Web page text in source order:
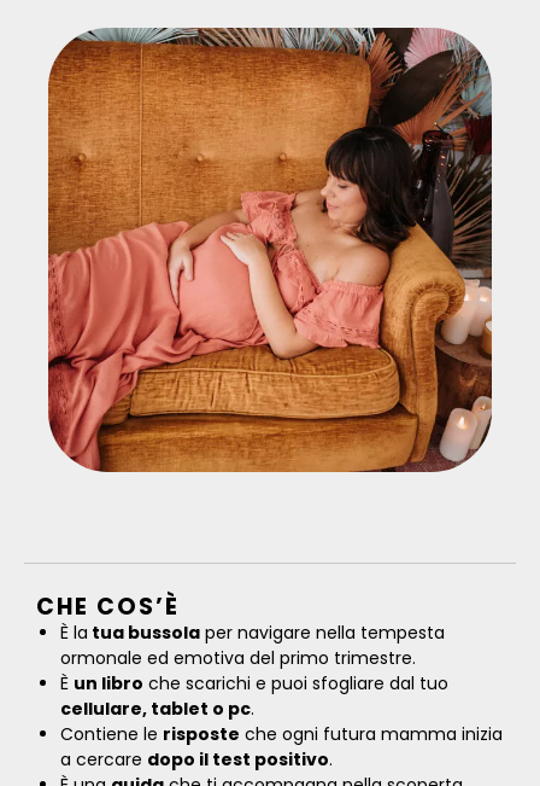
CHE COS’È​
È la tua bussola per navigare nella tempesta
ormonale ed emotiva del primo trimestre.
È un libro che scarichi e puoi sfogliare dal tuo
cellulare, tablet o pc.
Contiene le risposte che ogni futura mamma inizia
a cercare dopo il test positivo.